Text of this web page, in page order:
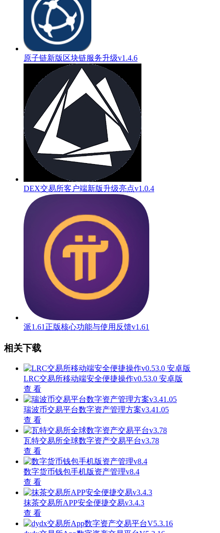
原子链新版区块链服务升级v1.4.6
DEX交易所客户端新版升级亮点v1.0.4
派1.61正版核心功能与使用反馈v1.61
相关下载
LRC交易所移动端安全便捷操作v0.53.0 安卓版
查 看
瑞波币交易平台数字资产管理方案v3.41.05
查 看
瓦特交易所全球数字资产交易平台v3.78
查 看
数字货币钱包手机版资产管理v8.4
查 看
抹茶交易所APP安全便捷交易v3.4.3
查 看